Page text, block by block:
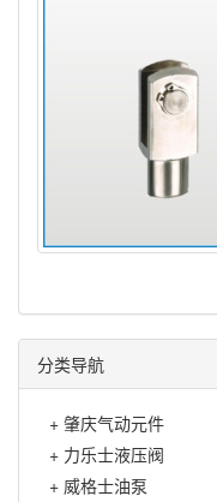
分类导航
+ 肇庆气动元件
+ 力乐士液压阀
+ 威格士油泵